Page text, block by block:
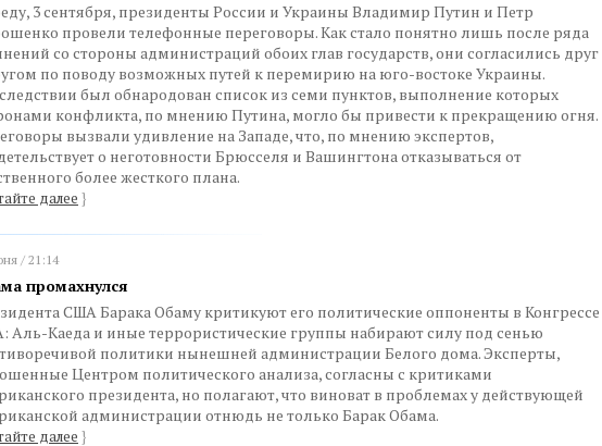
3 сентября, президенты России и Украины Владимир Путин и Петр
провели телефонные переговоры. Как стало понятно лишь после ряда
со стороны администраций обоих глав государств, они согласились друг
по поводу возможных путей к перемирию на юго-востоке Украины.
был обнародован список из семи пунктов, выполнение которых
конфликта, по мнению Путина, могло бы привести к прекращению огня.
вызвали удивление на Западе, что, по мнению экспертов,
о неготовности Брюсселя и Вашингтона отказываться от
более жесткого плана.
далее }
/ 21:14
промахнулся
США Барака Обаму критикуют его политические оппоненты в Конгрессе
Аль-Каеда и иные террористические группы набирают силу под сенью
политики нынешней администрации Белого дома. Эксперты,
Центром политического анализа, согласны с критиками
президента, но полагают, что виноват в проблемах у действующей
администрации отнюдь не только Барак Обама.
далее }